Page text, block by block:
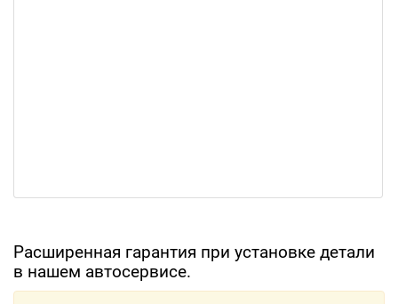
Расширенная гарантия при установке детали
в нашем автосервисе.